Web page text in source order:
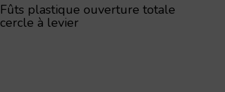
Fûts plastique ouverture totale
cercle à levier